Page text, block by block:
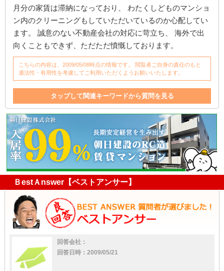
月分の家賃は滞納になっており、 わたくしどものマンショ
ン内のクリーニングもしていただいているのか心配してい
ます。 誠意のない不動産会社の対応に苛立ち、 海外で出
向くこともできず、ただただ憤慨しております。
こちらの内容は、2009/05/08時点の情報です。 閲覧者ご自身の責任のもと
適法性・有用性を考慮してご利用いただくようお願いいたします。
タップして関連キーワードから質問を見る
不動産会社 契約期間 管理 滞納
契約書
クリーニング
家
家賃
マンション内
対応 海外 転勤 借主
電話
定期借家契約
管理会社
ＢestＡnswer【ベストアンサー】
回答会社：
回答日時：2009/05/21